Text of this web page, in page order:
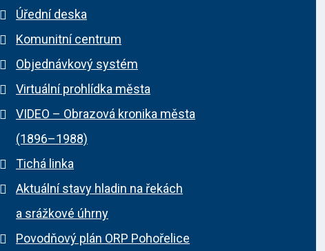
Úřední deska
Komunitní centrum
Objednávkový systém
Virtuální prohlídka města
VIDEO – Obrazová kronika města
(1896–1988)
Tichá linka
Aktuální stavy hladin na řekách
a srážkové úhrny
Povodňový plán ORP Pohořelice